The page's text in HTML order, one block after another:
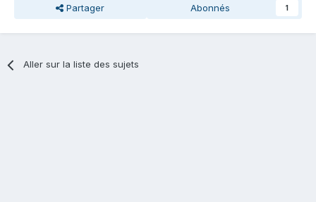
Partager Abonnés 1
Aller sur la liste des sujets